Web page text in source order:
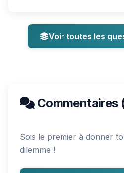
Voir toutes les
Commentaires
Sois le premier à donner
dilemme !